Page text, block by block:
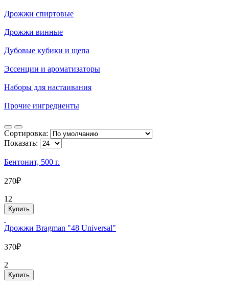
Дрожжи спиртовые
Дрожжи винные
Дубовые кубики и щепа
Эссенции и ароматизаторы
Наборы для настаивания
Прочие ингредиенты
Сортировка:
Показать:
Бентонит, 500 г.
270₽
12
Купить
Дрожжи Bragman "48 Universal"
370₽
2
Купить